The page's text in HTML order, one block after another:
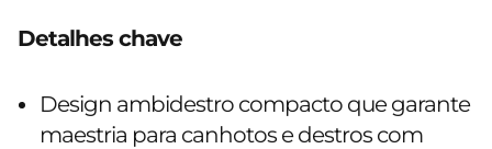
Detalhes chave
Design ambidestro compacto que garante
maestria para canhotos e destros com